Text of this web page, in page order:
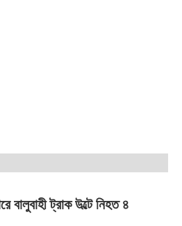
বালুবাহী ট্রাক উল্টে নিহত ৪